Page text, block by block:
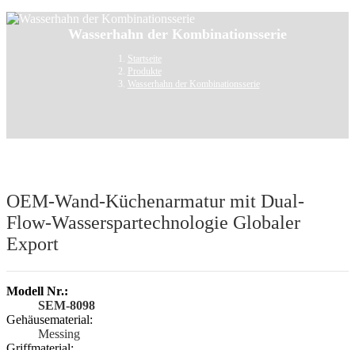
Wasserhahn der Kombinationsserie
Startseite
Produkte
Wasserhahn der Kombinationsserie
OEM-Wand-Küchenarmatur mit Dual-
Flow-Wasserspartechnologie Globaler
Export
Modell Nr.:
SEM-8098
Gehäusematerial:
Messing